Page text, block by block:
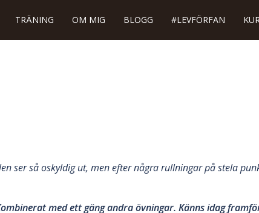
TRÄNING OM MIG BLOGG #LEVFÖRFAN
ser så oskyldig ut, men efter några rullningar på stela
med ett gäng andra övningar. Känns idag